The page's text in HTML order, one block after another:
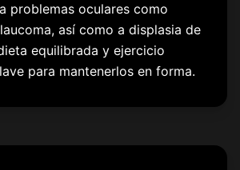
problemas oculares como
así como a displasia de
equilibrada y ejercicio
para mantenerlos en forma.